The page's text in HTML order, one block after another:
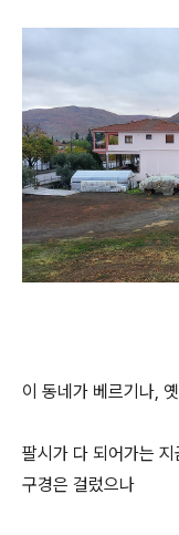
이 동네가 베르기나,
팔시가 다 되어가는
구경은 걸렀으나